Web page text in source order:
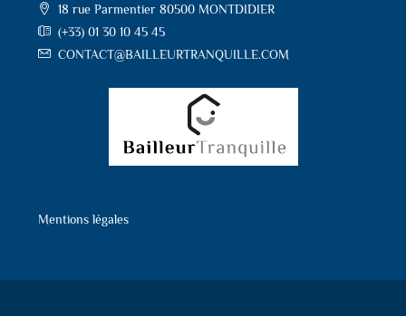
18 rue Parmentier 80500 MONTDIDIER
(+33) 01 30 10 45 45
CONTACT@BAILLEURTRANQUILLE.COM
Mentions légales